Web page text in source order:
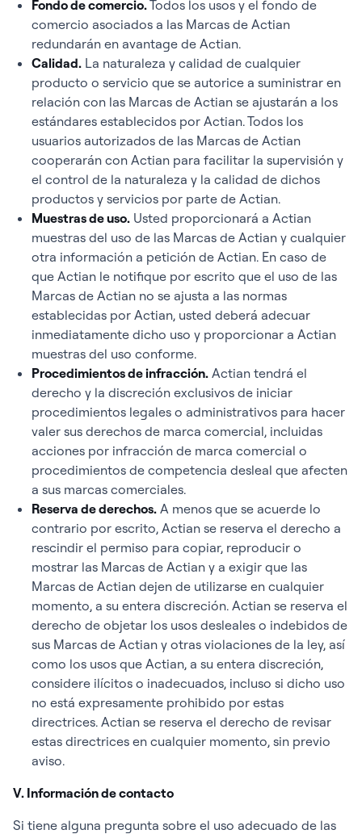
Fondo de comercio.Todos los usos y el fondo de
comercio asociados a las Marcas de Actian
redundarán en avantage de Actian.
Calidad. La naturaleza y calidad de cualquier
producto o servicio que se autorice a suministrar en
relación con las Marcas de Actian se ajustarán a los
estándares establecidos por Actian. Todos los
usuarios autorizados de las Marcas de Actian
cooperarán con Actian para facilitar la supervisión y
el control de la naturaleza y la calidad de dichos
productos y servicios por parte de Actian.
Muestras de uso. Usted proporcionará a Actian
muestras del uso de las Marcas de Actian y cualquier
otra información a petición de Actian. En caso de
que Actian le notifique por escrito que el uso de las
Marcas de Actian no se ajusta a las normas
establecidas por Actian, usted deberá adecuar
inmediatamente dicho uso y proporcionar a Actian
muestras del uso conforme.
Procedimientos de infracción. Actian tendrá el
derecho y la discreción exclusivos de iniciar
procedimientos legales o administrativos para hacer
valer sus derechos de marca comercial, incluidas
acciones por infracción de marca comercial o
procedimientos de competencia desleal que afecten
a sus marcas comerciales.
Reserva de derechos. A menos que se acuerde lo
contrario por escrito, Actian se reserva el derecho a
rescindir el permiso para copiar, reproducir o
mostrar las Marcas de Actian y a exigir que las
Marcas de Actian dejen de utilizarse en cualquier
momento, a su entera discreción. Actian se reserva el
derecho de objetar los usos desleales o indebidos de
sus Marcas de Actian y otras violaciones de la ley, así
como los usos que Actian, a su entera discreción,
considere ilícitos o inadecuados, incluso si dicho uso
no está expresamente prohibido por estas
directrices. Actian se reserva el derecho de revisar
estas directrices en cualquier momento, sin previo
aviso.
V. Información de contacto
Si tiene alguna pregunta sobre el uso adecuado de las